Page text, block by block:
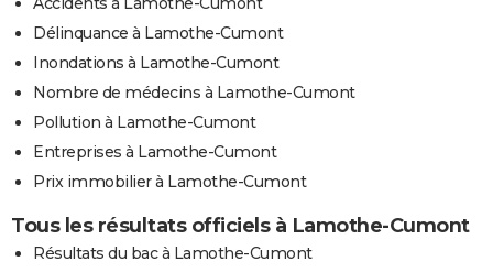
Délinquance à Lamothe-Cumont
Inondations à Lamothe-Cumont
Nombre de médecins à Lamothe-Cumont
Pollution à Lamothe-Cumont
Entreprises à Lamothe-Cumont
Prix immobilier à Lamothe-Cumont
Tous les résultats officiels à Lamothe-Cumont
Résultats du bac à Lamothe-Cumont